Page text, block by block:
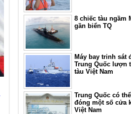
8 chiếc tàu ngầm
gần biển TQ
Máy bay trinh sát
Trung Quốc lượn
tàu Việt Nam
Trung Quốc có
đóng một số cửa
Việt Nam